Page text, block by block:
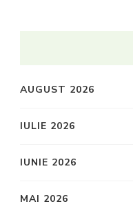
AUGUST 2026
IULIE 2026
IUNIE 2026
MAI 2026